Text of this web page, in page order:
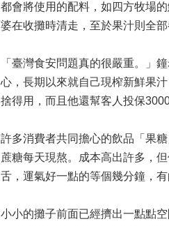
都會將使用的配料，如四方牧場
婆在收攤時清走，至於果汁則全
「臺灣食安問題真的很嚴重。」
心，長期以來就自己現榨新鮮果
捨得用，而且他還幫客人投保
許多消費者共同擔心的飲品「果
蔗糖每天現熬。成本高出許多，
舌，運氣好一點的等個幾分鐘，
小小的攤子前面已經擠出一點點